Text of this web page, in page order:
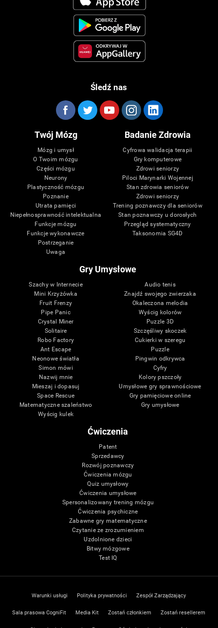
Śledź nas
Twój Mózg
Mózg i umysł
O Twoim mózgu
Części mózgu
Neurony
Plastyczność mózgu
Poznanie
Utrata pamięci
Niepełnosprawność intelektualna
Funkcje mózgu
Funkcje wykonawcze
Postrzeganie
Uwaga
Badanie Zdrowia
Cyfrowa walidacja terapii
Gry komputerowe
Zdrowi seniorzy
Piloci Marynarki Wojennej
Stan zdrowia seniorów
Zdrowi seniorzy
Trening poznawczy dla seniorów
Stan poznawczy u dorosłych
Przegląd systematyczny
Taksonomia SG4D
Gry Umysłowe
Szachy w Internecie
Mini Krzyżówka
Fruit Frenzy
Pipe Panic
Crystal Miner
Solitaire
Robo Factory
Ant Escape
Neonowe światła
Simon mówi
Nazwij mnie
Mieszaj i dopasuj
Space Rescue
Matematyczne szaleństwo
Wyścig kulek
Audio tenis
Znajdź swojego zwierzaka
Okaleczona melodia
Wyścig kolorów
Puzzle 3D
Szczęśliwy skoczek
Cukierki w szeregu
Puzzle
Pingwin odkrywca
Cyfry
Kolory pszczoły
Umysłowe gry sprawnościowe
Gry pamięciowe online
Gry umysłowe
Ćwiczenia
Patent
Sprzedawcy
Rozwój poznawczy
Ćwiczenia mózgu
Quiz umysłowy
Ćwiczenia umysłowe
Spersonalizowany trening mózgu
Ćwiczenia psychiczne
Zabawne gry matematyczne
Czytanie ze zrozumieniem
Uzdolnione dzieci
Bitwy mózgowe
Test IQ
Warunki usługi Polityka prywatności Zespół Zarządzający
Sala prasowa CogniFit Media Kit Zostań członkiem Zostań resellerem